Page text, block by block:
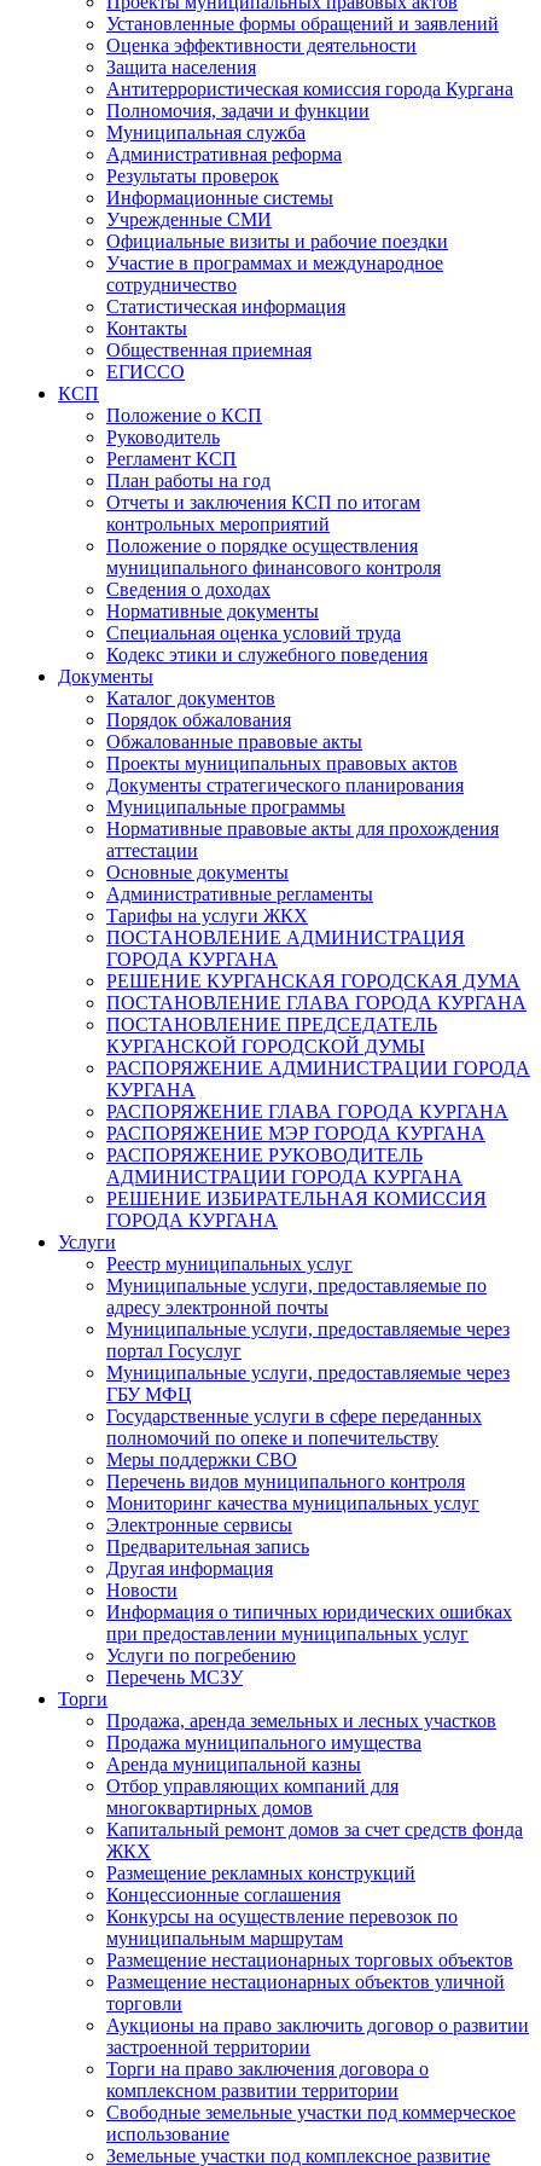
Установленные формы обращений и заявлений
Оценка эффективности деятельности
Защита населения
Антитеррористическая комиссия города Кургана
Полномочия, задачи и функции
Муниципальная служба
Административная реформа
Результаты проверок
Информационные системы
Учрежденные СМИ
Официальные визиты и рабочие поездки
Участие в программах и международное
сотрудничество
Статистическая информация
Контакты
Общественная приемная
ЕГИССО
КСП
Положение о КСП
Руководитель
Регламент КСП
План работы на год
Отчеты и заключения КСП по итогам
контрольных мероприятий
Положение о порядке осуществления
муниципального финансового контроля
Сведения о доходах
Нормативные документы
Специальная оценка условий труда
Кодекс этики и служебного поведения
Документы
Каталог документов
Порядок обжалования
Обжалованные правовые акты
Проекты муниципальных правовых актов
Документы стратегического планирования
Муниципальные программы
Нормативные правовые акты для прохождения
аттестации
Основные документы
Административные регламенты
Тарифы на услуги ЖКХ
ПОСТАНОВЛЕНИЕ АДМИНИСТРАЦИЯ
ГОРОДА КУРГАНА
РЕШЕНИЕ КУРГАНСКАЯ ГОРОДСКАЯ ДУМА
ПОСТАНОВЛЕНИЕ ГЛАВА ГОРОДА КУРГАНА
ПОСТАНОВЛЕНИЕ ПРЕДСЕДАТЕЛЬ
КУРГАНСКОЙ ГОРОДСКОЙ ДУМЫ
РАСПОРЯЖЕНИЕ АДМИНИСТРАЦИИ ГОРОДА
КУРГАНА
РАСПОРЯЖЕНИЕ ГЛАВА ГОРОДА КУРГАНА
РАСПОРЯЖЕНИЕ МЭР ГОРОДА КУРГАНА
РАСПОРЯЖЕНИЕ РУКОВОДИТЕЛЬ
АДМИНИСТРАЦИИ ГОРОДА КУРГАНА
РЕШЕНИЕ ИЗБИРАТЕЛЬНАЯ КОМИССИЯ
ГОРОДА КУРГАНА
Услуги
Реестр муниципальных услуг
Муниципальные услуги, предоставляемые по
адресу электронной почты
Муниципальные услуги, предоставляемые через
портал Госуслуг
Муниципальные услуги, предоставляемые через
ГБУ МФЦ
Государственные услуги в сфере переданных
полномочий по опеке и попечительству
Меры поддержки СВО
Перечень видов муниципального контроля
Мониторинг качества муниципальных услуг
Электронные сервисы
Предварительная запись
Другая информация
Новости
Информация о типичных юридических ошибках
при предоставлении муниципальных услуг
Услуги по погребению
Перечень МСЗУ
Торги
Продажа, аренда земельных и лесных участков
Продажа муниципального имущества
Аренда муниципальной казны
Отбор управляющих компаний для
многоквартирных домов
Капитальный ремонт домов за счет средств фонда
ЖКХ
Размещение рекламных конструкций
Концессионные соглашения
Конкурсы на осуществление перевозок по
муниципальным маршрутам
Размещение нестационарных торговых объектов
Размещение нестационарных объектов уличной
торговли
Аукционы на право заключить договор о развитии
застроенной территории
Торги на право заключения договора о
комплексном развитии территории
Свободные земельные участки под коммерческое
использование
Земельные участки под комплексное развитие